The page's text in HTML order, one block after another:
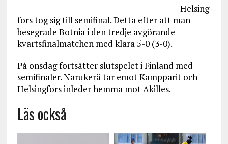
Helsing
fors tog sig till semifinal. Detta efter att man
besegrade Botnia i den tredje avgörande
kvartsfinalmatchen med klara 5-0 (3-0).
På onsdag fortsätter slutspelet i Finland med
semifinaler. Narukerä tar emot Kampparit och
Helsingfors inleder hemma mot Akilles.
Läs också